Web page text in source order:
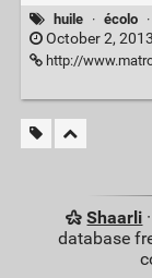
huile · écolo ·
October 2,
http://
Shaarli
database